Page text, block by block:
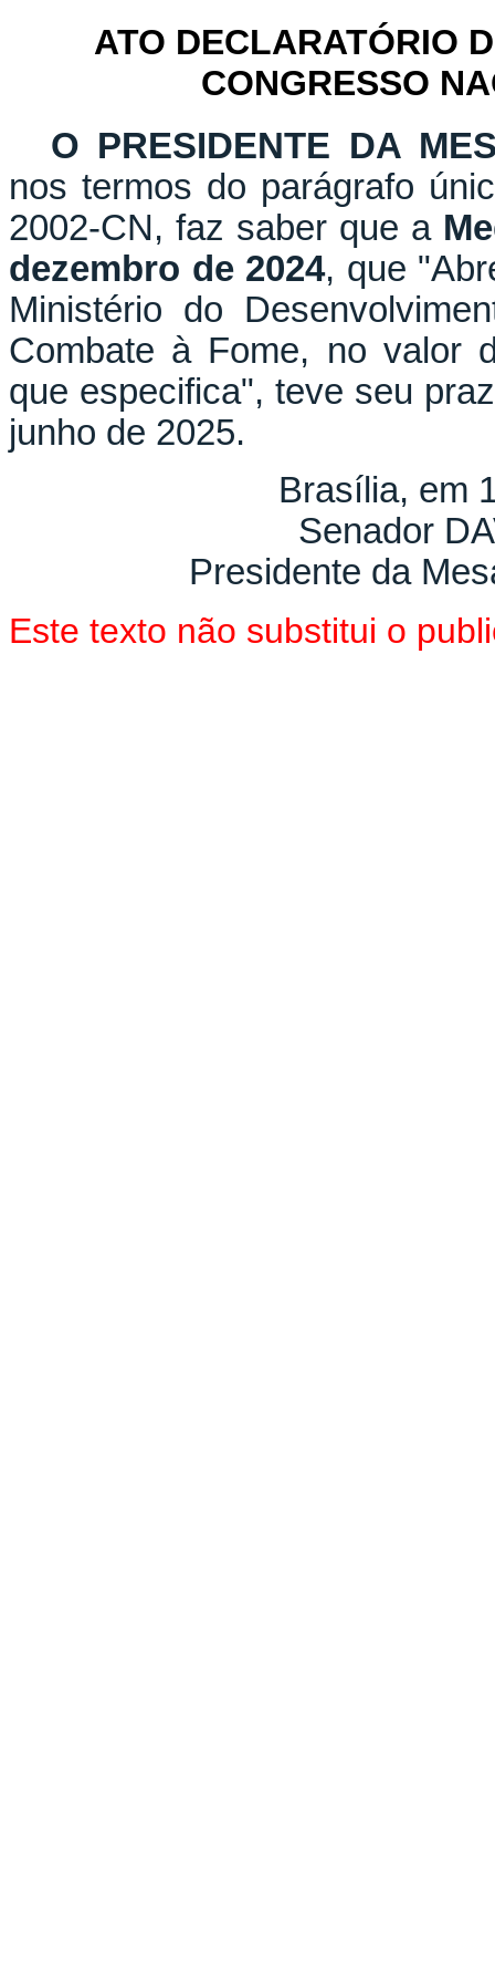
ATO DECLARATÓRIO
CONGRESSO
O PRESIDENTE DA
nos termos do parágrafo
2002-CN, faz saber que a
dezembro de 2024, que
Ministério do
Combate à Fome, no valor
que especifica", teve seu
junho de 2025.
Brasília, em
Senador
Presidente da
Este texto não substitui o